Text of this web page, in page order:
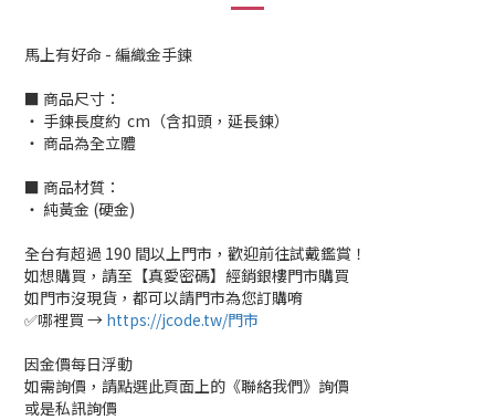
馬上有好命 - 編織金手鍊
■ 商品尺寸：
‧ 手鍊長度約 cm（含扣頭，延長鍊）
‧ 商品為全立體
■ 商品材質：
‧ 純黃金 (硬金)
全台有超過 190 間以上門市，歡迎前往試戴鑑賞！
如想購買，請至【真愛密碼】經銷銀樓門市購買
如門市沒現貨，都可以請門市為您訂購唷
✅哪裡買 → https://jcode.tw/門市
因金價每日浮動
如需詢價，請點選此頁面上的《聯絡我們》詢價
或是私訊詢價